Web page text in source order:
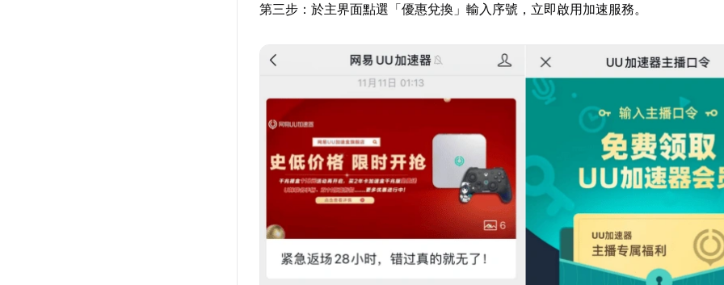
第三步：於主界面點選「優惠兌換」輸入序號，立即啟用加速服務。